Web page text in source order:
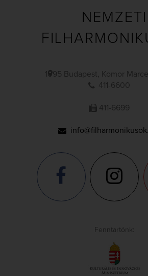
NEMZETI
1095 Budapest, Komor
411-6600
411-6699
Fenntartónk: